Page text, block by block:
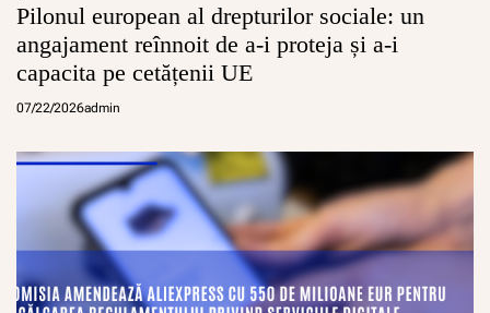
Pilonul european al drepturilor sociale: un
angajament reînnoit de a-i proteja și a-i
capacita pe cetățenii UE
07/22/2026admin